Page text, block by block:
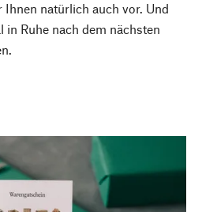
Ihnen natürlich auch vor. Und
in Ruhe nach dem nächsten